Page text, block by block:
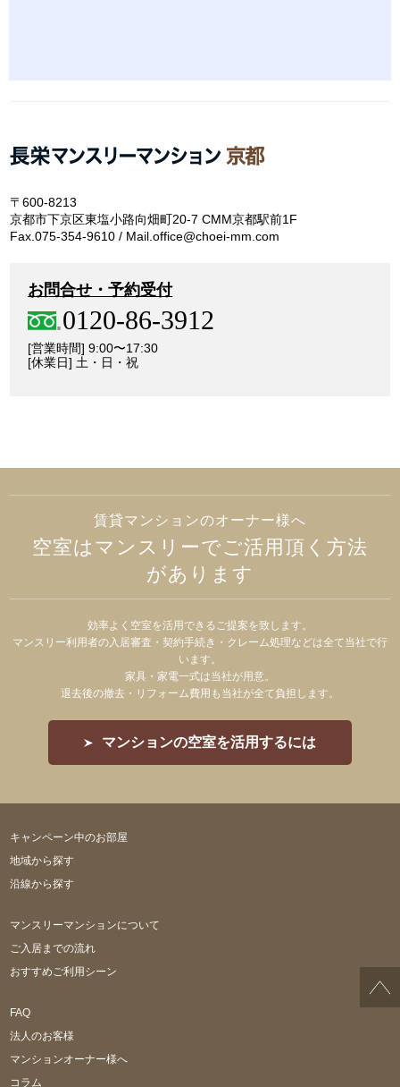
〒600-8213
京都市下京区東塩小路向畑町20-7 CMM京都駅前1F
Fax.075-354-9610 / Mail.office@choei-mm.com
お問合せ・予約受付
0120-86-3912
[営業時間] 9:00〜17:30
[休業日] 土・日・祝
賃貸マンションのオーナー様へ
空室はマンスリーでご活用頂く方法
があります
効率よく空室を活用できるご提案を致します。
マンスリー利用者の入居審査・契約手続き・クレーム処理などは全て当社で行
います。
家具・家電一式は当社が用意。
退去後の撤去・リフォーム費用も当社が全て負担します。
マンションの空室を活用するには
キャンペーン中のお部屋
地域から探す
沿線から探す
マンスリーマンションについて
ご入居までの流れ
おすすめご利用シーン
FAQ
法人のお客様
マンションオーナー様へ
コラム